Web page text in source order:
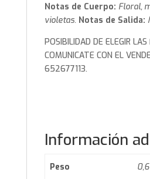
Notas de Cuerpo: Floral,
violetas. Notas de Salida:
POSIBILIDAD DE ELEGIR LAS
COMUNICATE CON EL
652677113.
Información
Peso